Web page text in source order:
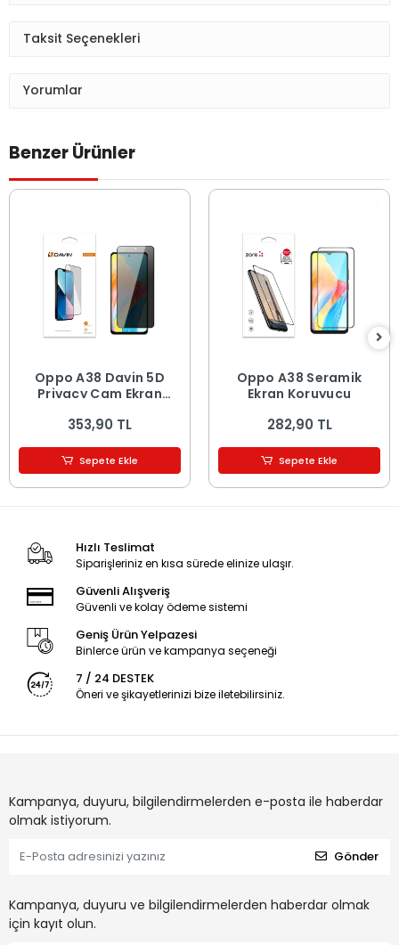
Taksit Seçenekleri
Yorumlar
Benzer Ürünler
Oppo A38 Davin 5D
Privacy Cam Ekran
353,90 TL
Sepete Ekle
Oppo A38 Seramik
Ekran Koruyucu
282,90 TL
Sepete Ekle
Hızlı Teslimat
Siparişleriniz en kısa sürede elinize ulaşır.
Güvenli Alışveriş
Güvenli ve kolay ödeme sistemi
Geniş Ürün Yelpazesi
Binlerce ürün ve kampanya seçeneği
7 / 24 DESTEK
Öneri ve şikayetlerinizi bize iletebilirsiniz.
Kampanya, duyuru, bilgilendirmelerden e-posta ile haberdar
olmak istiyorum.
Gönder
Kampanya, duyuru ve bilgilendirmelerden haberdar olmak
için kayıt olun.